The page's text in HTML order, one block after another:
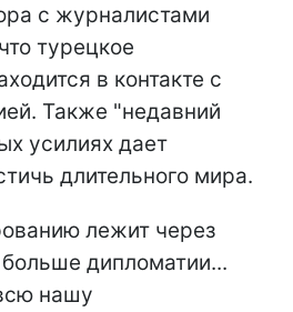
с журналистами
турецкое
в контакте с
Также "недавний
усилиях дает
длительного мира.
лежит через
дипломатии...
нашу